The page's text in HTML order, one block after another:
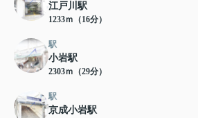
江戸川駅
1233ｍ（16分）
駅
小岩駅
2303ｍ（29分）
駅
京成小岩駅